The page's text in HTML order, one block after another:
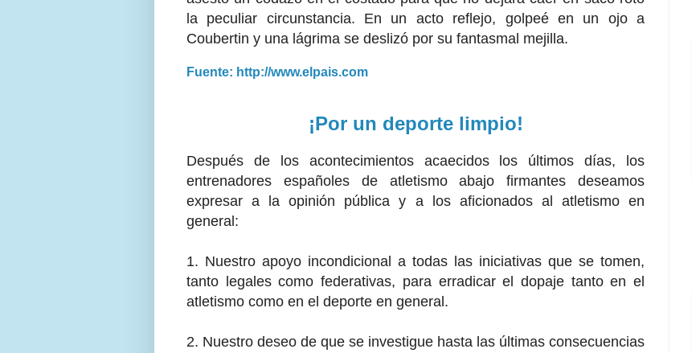
la peculiar circunstancia. En un acto reflejo, golpeé en un ojo a
Coubertin y una lágrima se deslizó por su fantasmal mejilla.
Fuente: http://www.elpais.com
¡Por un deporte limpio!
Después de los acontecimientos acaecidos los últimos días, los
entrenadores españoles de atletismo abajo firmantes deseamos
expresar a la opinión pública y a los aficionados al atletismo en
general:
1. Nuestro apoyo incondicional a todas las iniciativas que se tomen,
tanto legales como federativas, para erradicar el dopaje tanto en el
atletismo como en el deporte en general.
2. Nuestro deseo de que se investigue hasta las últimas consecuencias